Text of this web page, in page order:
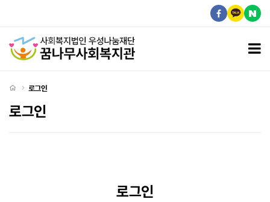
처음으로
로그인
로그인
회원
로그인